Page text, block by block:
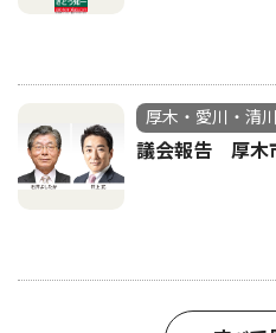
厚木・愛川・清川
議会報告 厚木